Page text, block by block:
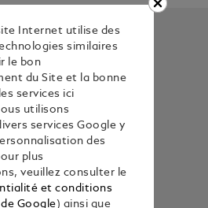
Internet utilise des
similaires
le bon
du Site et la bonne
services ici
utilisons
services Google y
des
plus
veuillez consulter le
et conditions
Google) ainsi que